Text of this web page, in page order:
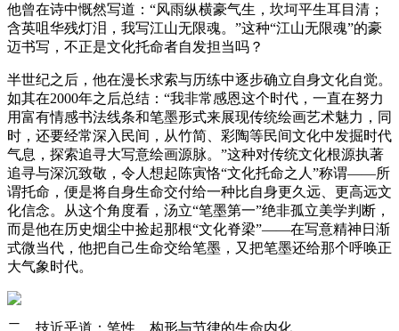
他曾在诗中慨然写道：“风雨纵横豪气生，坎坷平生耳目清；
含英咀华残灯泪，我写江山无限魂。”这种“江山无限魂”的豪
迈书写，不正是文化托命者自发担当吗？
半世纪之后，他在漫长求索与历练中逐步确立自身文化自觉。
如其在2000年之后总结：“我非常感恩这个时代，一直在努力
用富有情感书法线条和笔墨形式来展现传统绘画艺术魅力，同
时，还要经常深入民间，从竹简、彩陶等民间文化中发掘时代
气息，探索追寻大写意绘画源脉。”这种对传统文化根源执著
追寻与深沉致敬，令人想起陈寅恪“文化托命之人”称谓——所
谓托命，便是将自身生命交付给一种比自身更久远、更高远文
化信念。从这个角度看，汤立“笔墨第一”绝非孤立美学判断，
而是他在历史烟尘中捡起那根“文化脊梁”——在写意精神日渐
式微当代，他把自己生命交给笔墨，又把笔墨还给那个呼唤正
大气象时代。
二、技近乎道：笔性、构形与节律的生命内化